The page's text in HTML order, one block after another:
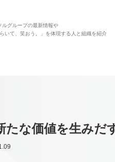
ルグループの最新情報や
らいて、笑おう。」を体現する人と組織を紹介
たな価値を生みだ